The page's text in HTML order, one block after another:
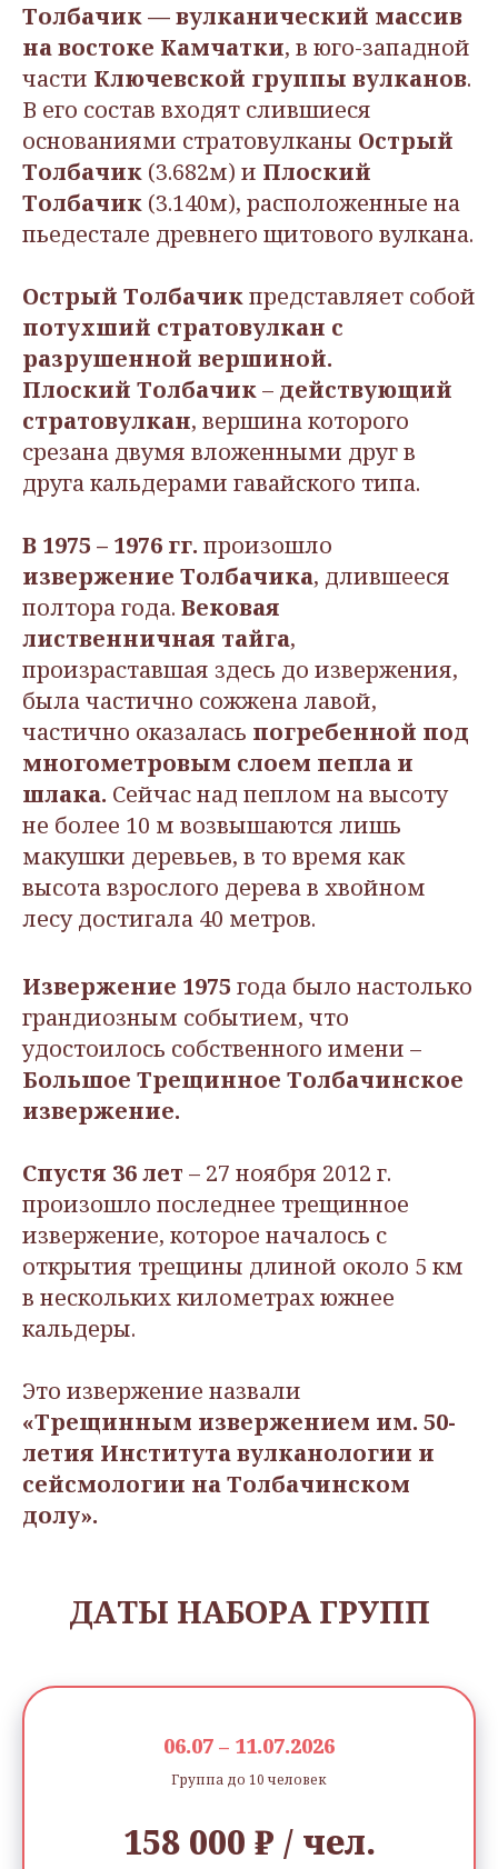
Толбачик — вулканический массив
на востоке Камчатки, в юго-западной
части Ключевской группы вулканов.
В его состав входят слившиеся
основаниями стратовулканы Острый
Толбачик (3.682м) и Плоский
Толбачик (3.140м), расположенные на
пьедестале древнего щитового вулкана.
Острый Толбачикпредставляет собой
потухший стратовулкан с
разрушенной вершиной.
Плоский Толбачик– действующий
стратовулкан, вершина которого
срезана двумя вложенными друг в
друга кальдерами гавайского типа.
В 1975 – 1976 гг. произошло
извержение Толбачика, длившееся
полтора года. Вековая
лиственничная тайга,
произраставшая здесь до извержения,
была частично сожжена лавой,
частично оказалась погребенной под
многометровым слоем пепла и
шлака. Сейчас над пеплом на высоту
не более 10 м возвышаются лишь
макушки деревьев, в то время как
высота взрослого дерева в хвойном
лесу достигала 40 метров.
Извержение 1975 года было настолько
грандиозным событием, что
удостоилось собственного имени –
Большое Трещинное Толбачинское
извержение.
Спустя 36 лет – 27 ноября 2012 г.
произошло последнее трещинное
извержение, которое началось с
открытия трещины длиной около 5 км
в нескольких километрах южнее
кальдеры.
Это извержение назвали
«Трещинным извержением им. 50-
летия Института вулканологии и
сейсмологии на Толбачинском
долу».
ДАТЫ НАБОРА ГРУПП
06.07 – 11.07.2026
Группа до 10 человек
158 000 ₽ / чел.